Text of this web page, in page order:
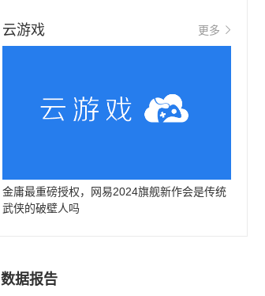
云游戏 更多
金庸最重磅授权，网易2024旗舰新作会是传统
武侠的破壁人吗
数据报告